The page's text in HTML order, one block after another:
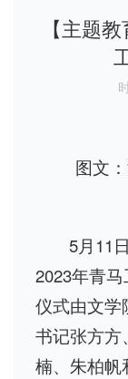
【主题
图文
5月11
2023年青
仪式由文学
书记张方方
楠、朱柏帆